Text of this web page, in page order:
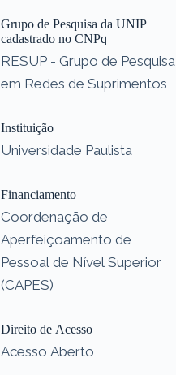
Grupo de Pesquisa da UNIP
cadastrado no CNPq
RESUP - Grupo de Pesquisa
em Redes de Suprimentos
Instituição
Universidade Paulista
Financiamento
Coordenação de
Aperfeiçoamento de
Pessoal de Nível Superior
(CAPES)
Direito de Acesso
Acesso Aberto